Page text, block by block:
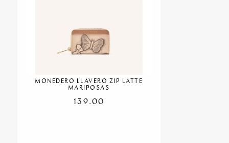
MONEDERO LLAVERO ZIP LATTE
MARIPOSAS
139.00